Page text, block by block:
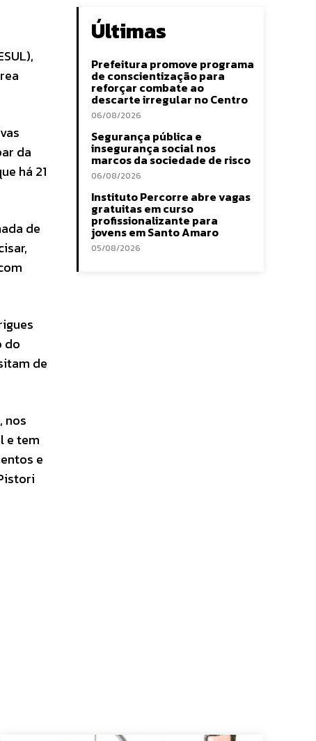
da
há 21
de
do
de
nos
e tem
e
Últimas
Prefeitura promove programa
de conscientização para
reforçar combate ao
descarte irregular no Centro
06/08/2026
Segurança pública e
insegurança social nos
marcos da sociedade de risco
06/08/2026
Instituto Percorre abre vagas
gratuitas em curso
profissionalizante para
jovens em Santo Amaro
05/08/2026